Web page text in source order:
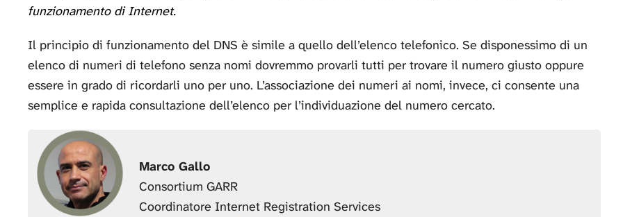
funzionamento di Internet.
Il principio di funzionamento del DNS è simile a quello dell’elenco telefonico. Se disponessimo di un
elenco di numeri di telefono senza nomi dovremmo provarli tutti per trovare il numero giusto oppure
essere in grado di ricordarli uno per uno. L’associazione dei numeri ai nomi, invece, ci consente una
semplice e rapida consultazione dell’elenco per l’individuazione del numero cercato.
Marco Gallo
Consortium GARR
Coordinatore Internet Registration Services